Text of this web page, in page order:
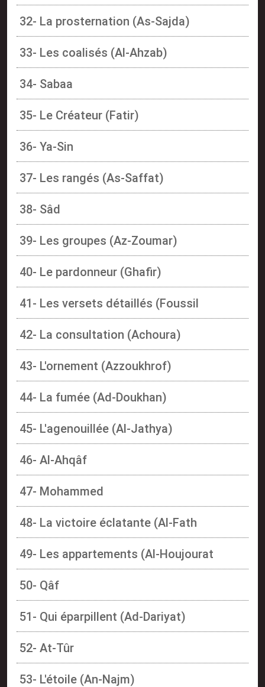
32- La prosternation (As-Sajda)
33- Les coalisés (Al-Ahzab)
34- Sabaa
35- Le Créateur (Fatir)
36- Ya-Sin
37- Les rangés (As-Saffat)
38- Sâd
39- Les groupes (Az-Zoumar)
40- Le pardonneur (Ghafir)
41- Les versets détaillés (Foussil
42- La consultation (Achoura)
43- L'ornement (Azzoukhrof)
44- La fumée (Ad-Doukhan)
45- L'agenouillée (Al-Jathya)
46- Al-Ahqâf
47- Mohammed
48- La victoire éclatante (Al-Fath
49- Les appartements (Al-Houjourat
50- Qâf
51- Qui éparpillent (Ad-Dariyat)
52- At-Tûr
53- L'étoile (An-Najm)